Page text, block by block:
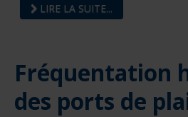
LIRE LA SUITE...
Fréquentation
des ports de